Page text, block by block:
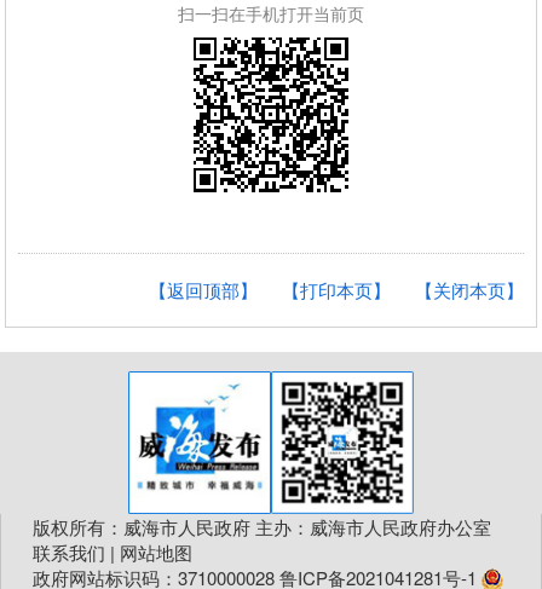
扫一扫在手机打开当前页
【关闭本页】
【打印本页】
【返回顶部】
版权所有：威海市人民政府 主办：威海市人民政府办公室
联系我们 | 网站地图
政府网站标识码：3710000028鲁ICP备2021041281号-1